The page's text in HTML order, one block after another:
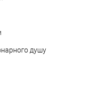
душу